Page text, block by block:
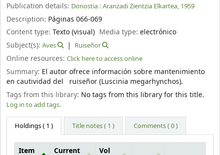
Publication details: Donostia : Aranzadi Zientzia Elkartea, 1959
Description: Páginas 066-069
Content type: Texto (visual) Media type:electrónico
Subject(s): Aves Ruiseñor
Online resources: Click here to access online
Summary: El autor ofrece información sobre mantenimiento
en cautividad del ruiseñor (Luscinia megarhynchos).
Tags from this library: No tags from this library for this title.
Log in to add tags.
Holdings( 1 ) Title notes ( 1 ) Comments ( 0 )
Item
Current
Vol